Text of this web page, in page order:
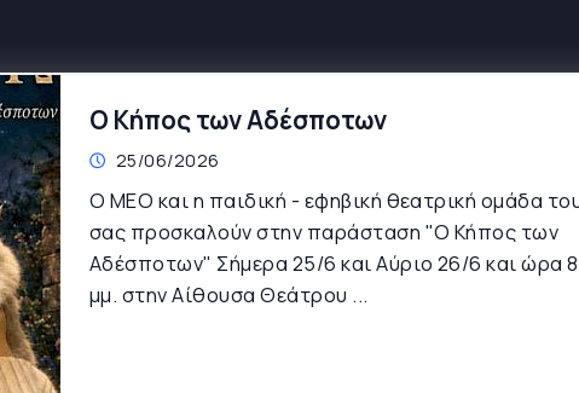
Ο Κήπος των Αδέσποτων
25/06/2026
Ο ΜΕΟ και η παιδική - εφηβική θεατρική ομάδα
σας προσκαλούν στην παράσταση "Ο Κήπος των
Αδέσποτων" Σήμερα 25/6 και Αύριο 26/6 και ώρα 8
μμ. στην Αίθουσα Θεάτρου ...